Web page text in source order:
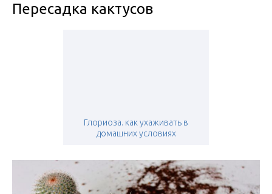
Пересадка кактусов
Глориоза. как ухаживать в
домашних условиях